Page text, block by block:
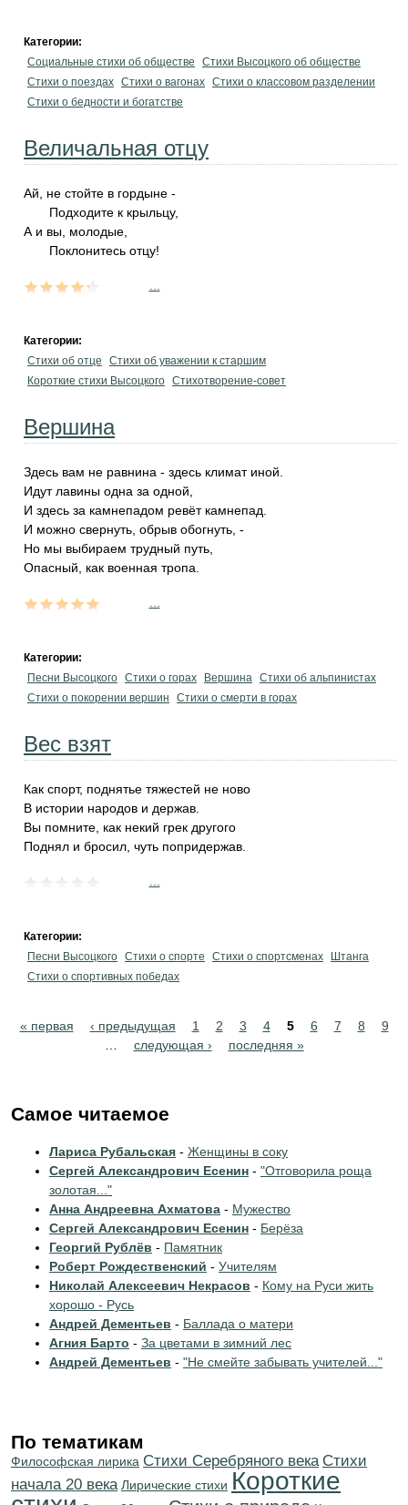
Категории:
Социальные стихи об обществе
Стихи Высоцкого об обществе
Стихи о поездах Стихи о вагонах Стихи о классовом разделении
Стихи о бедности и богатстве
Величальная отцу
Ай, не стойте в гордыне -
Подходите к крыльцу,
А и вы, молодые,
Поклонитесь отцу!
Категории:
Стихи об отце
Стихи об уважении к старшим
Короткие стихи Высоцкого Стихотворение-совет
Вершина
Здесь вам не равнина - здесь климат иной.
Идут лавины одна за одной,
И здесь за камнепадом ревёт камнепад.
И можно свернуть, обрыв обогнуть, -
Но мы выбираем трудный путь,
Опасный, как военная тропа.
Категории:
Песни Высоцкого Стихи о горах Вершина
Стихи об альпинистах
Стихи о покорении вершин
Стихи о смерти в горах
Вес взят
Как спорт, поднятье тяжестей не ново
В истории народов и держав.
Вы помните, как некий грек другого
Поднял и бросил, чуть попридержав.
Категории:
Песни Высоцкого Стихи о спорте Стихи о спортсменах
Штанга
Стихи о спортивных победах
Pages
« первая ‹ предыдущая 1 2 3 4 5 6 7 8
9
следующая › последняя »
Самое читаемое
Лариса Рубальская - Женщины в соку
Сергей Александрович Есенин - "Отговорила роща
золотая..."
Анна Андреевна Ахматова - Мужество
Сергей Александрович Есенин - Берёза
Георгий Рублёв - Памятник
Роберт Рождественский - Учителям
Николай Алексеевич Некрасов - Кому на Руси жить
хорошо - Русь
Андрей Дементьев - Баллада о матери
Агния Барто - За цветами в зимний лес
Андрей Дементьев - "Не смейте забывать учителей..."
По тематикам
Философская лирика Cтихи Серебряного века Cтихи
начала 20 века Лирические стихи Короткие